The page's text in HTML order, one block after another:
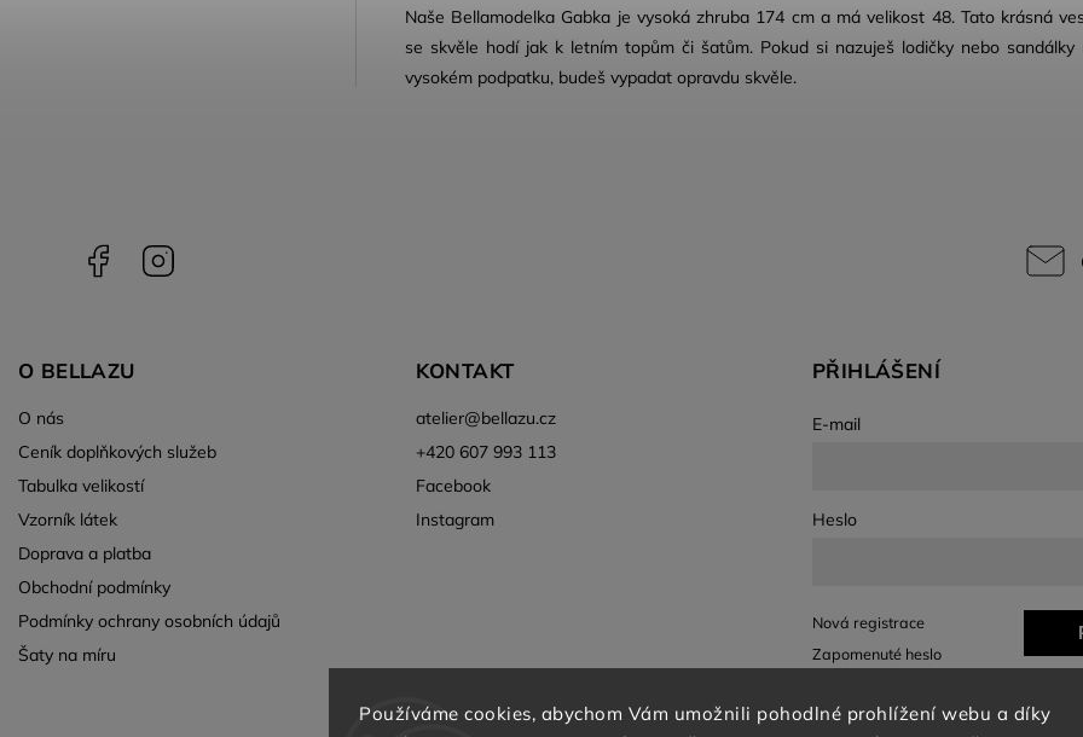
Používáme cookies, abychom Vám umožnili pohodlné prohlížení webu a díky
Naše Bellamodelka Gabka je vysoká zhruba 174 cm a má velikost 48. Tato krásná
se skvěle hodí jak k letním topům či šatům. Pokud si nazuješ lodičky nebo sandálky
vysokém podpatku, budeš vypadat opravdu skvěle.
Facebook
O BELLAZU
O nás
Ceník doplňkových služeb
Tabulka velikostí
Vzorník látek
Doprava a platba
Obchodní podmínky
Podmínky ochrany osobních údajů
Šaty na míru
KONTAKT
atelier@bellazu.cz
+420 607 993 113
Facebook
Instagram
PŘIHLÁŠENÍ
E-mail
Heslo
Nová registrace
Zapomenuté heslo